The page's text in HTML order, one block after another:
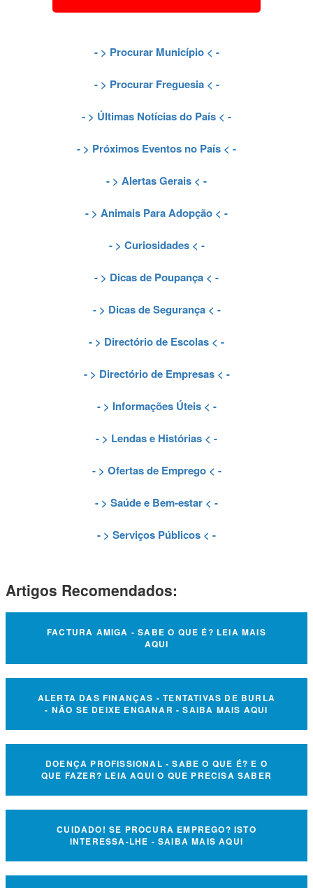
- > Procurar Município< -
- > Procurar Freguesia< -
- > Últimas Notícias do País < -
- > Próximos Eventos no País < -
- > Alertas Gerais < -
- > Animais Para Adopção < -
- > Curiosidades< -
- > Dicas de Poupança < -
- > Dicas de Segurança< -
- > Directório de Escolas < -
- > Directório de Empresas< -
- > Informações Úteis< -
- > Lendas e Histórias < -
- > Ofertas de Emprego< -
- > Saúde e Bem-estar < -
- > Serviços Públicos < -
Artigos Recomendados:
FACTURA AMIGA - SABE O QUE É? LEIA MAIS
AQUI
ALERTA DAS FINANÇAS - TENTATIVAS DE BURLA
- NÃO SE DEIXE ENGANAR - SAIBA MAIS AQUI
DOENÇA PROFISSIONAL - SABE O QUE É? E O
QUE FAZER? LEIA AQUI O QUE PRECISA SABER
CUIDADO! SE PROCURA EMPREGO? ISTO
INTERESSA-LHE - SAIBA MAIS AQUI